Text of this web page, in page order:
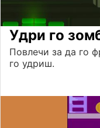
Удри го
Повлечи за да го
го удриш.